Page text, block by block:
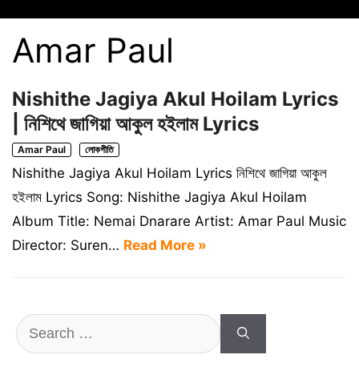
Amar Paul
Nishithe Jagiya Akul Hoilam Lyrics
| নিশিথে জাগিয়া আকুল হইলাম Lyrics
Amar Paul লোকগীতি
Nishithe Jagiya Akul Hoilam Lyrics নিশিথে জাগিয়া আকুল
হইলাম Lyrics Song: Nishithe Jagiya Akul Hoilam
Album Title: Nemai Dnarare Artist: Amar Paul Music
Director: Suren… Read More »
Search
for: